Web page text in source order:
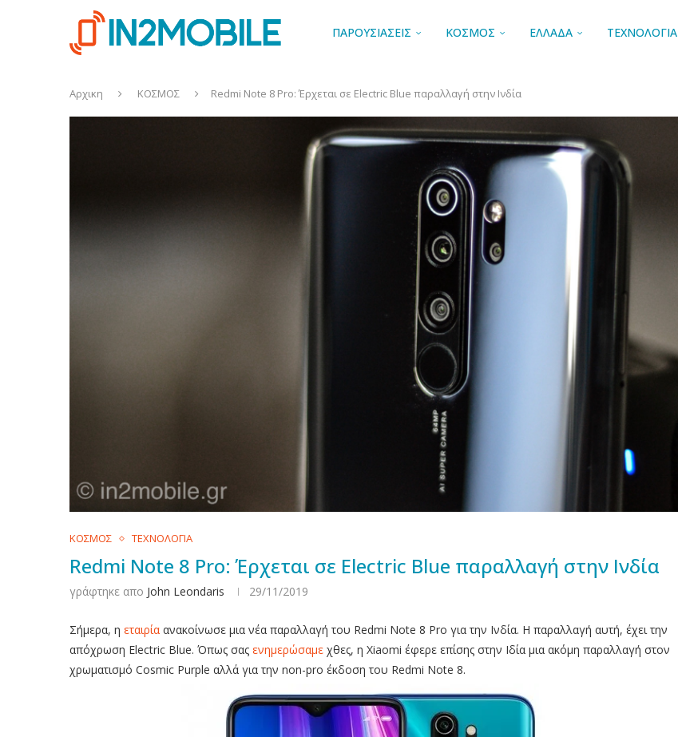
ΠΑΡΟΥΣΙΑΣΕΙΣ ΚΟΣΜΟΣ ΕΛΛΑΔΑ ΤΕΧΝΟΛΟΓΙΑ
Αρχικη ΚΟΣΜΟΣ Redmi Note 8 Pro: Έρχεται σε Electric Blue παραλλαγή στην Ινδία
ΚΟΣΜΟΣ ΤΕΧΝΟΛΟΓΙΑ
Redmi Note 8 Pro: Έρχεται σε Electric Blue παραλλαγή στην Ινδία
γράφτηκε απο John Leondaris 29/11/2019
Σήμερα, η εταιρία ανακοίνωσε μια νέα παραλλαγή του Redmi Note 8 Pro για την Ινδία. Η παραλλαγή αυτή, έχει την
απόχρωση Electric Blue. Όπως σας ενημερώσαμε χθες, η Xiaomi έφερε επίσης στην Ιδία μια ακόμη παραλλαγή στον
χρωματισμό Cosmic Purple αλλά για την non-pro έκδοση του Redmi Nοte 8.